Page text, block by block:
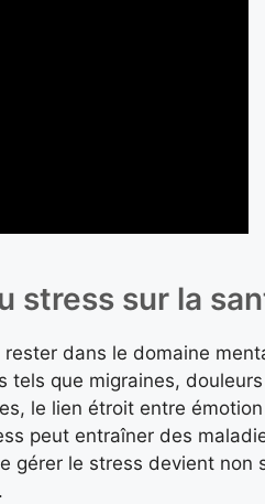
stress sur la
dans le domaine
tels que migraines,
le lien étroit entre
peut entraîner des
gérer le stress devient non